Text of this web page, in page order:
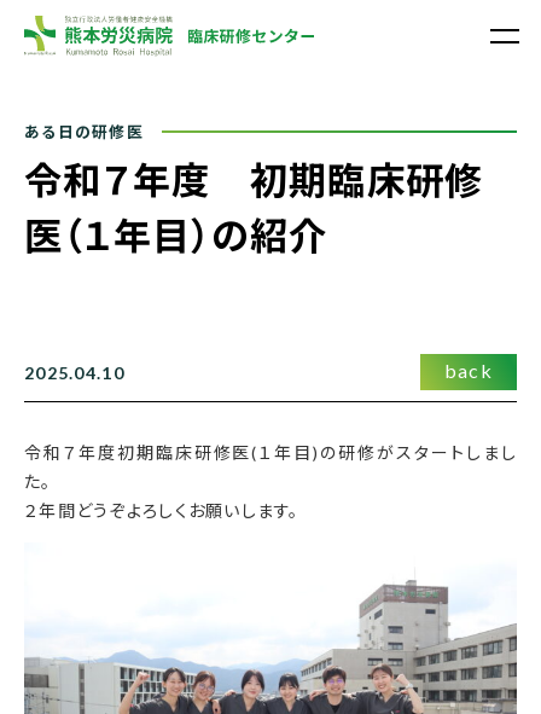
熊本労災病
令和７年度 初期臨床研修
医（１年目）の紹介
2025.04.10 back
令和７年度初期臨床研修医(１年目)の研修がスタートしまし
た。
２年間どうぞよろしくお願いします。